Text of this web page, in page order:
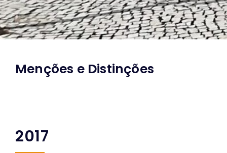
Menções e Distinções
2017